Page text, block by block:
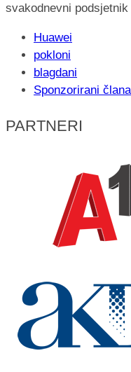
svakodnevni
Huawei
pokloni
blagdani
Sponzorirani
PARTNERI